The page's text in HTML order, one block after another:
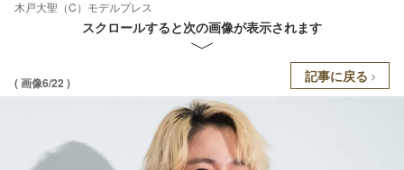
木戸大聖（C）モデルプレス
スクロールすると次の画像が表示されます
( 画像6/22 ) 記事に戻る